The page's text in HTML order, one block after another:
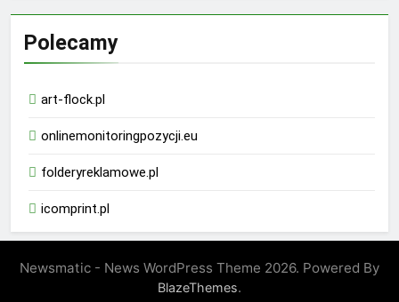
Polecamy
art-flock.pl
onlinemonitoringpozycji.eu
folderyreklamowe.pl
icomprint.pl
Newsmatic - News WordPress Theme 2026. Powered By
BlazeThemes.